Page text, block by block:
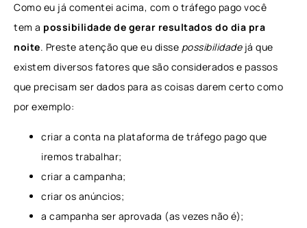
Como eu já comentei acima, com o tráfego pago você
tem a possibilidade de gerar resultados do dia pra
noite. Preste atenção que eu disse possibilidadejá que
existem diversos fatores que são considerados e passos
que precisam ser dados para as coisas darem certo como
por exemplo:
criar a conta na plataforma de tráfego pago que
iremos trabalhar;
criar a campanha;
criar os anúncios;
a campanha ser aprovada (as vezes não é);